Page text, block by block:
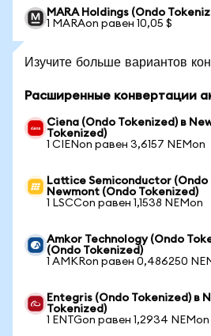
MARA Holdings (Ondo
1 MARAon равен 10,05 $
Изучите больше вариантов
Расширенные конвертации
Ciena (Ondo Tokenized) в
Tokenized)
1 CIENon равен 3,6157 NEMon
Lattice Semiconductor (Ondo
Newmont (Ondo Tokenized)
1 LSCCon равен 1,1538 NEMon
Amkor Technology (Ondo
(Ondo Tokenized)
1 AMKRon равен 0,486250
Entegris (Ondo Tokenized) в
Tokenized)
1 ENTGon равен 1,2934 NEMon